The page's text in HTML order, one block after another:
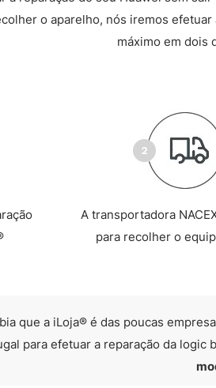
o aparelho, nós iremos
máximo em dois
A transportadora
para recolher o
que a iLoja® é das poucas
para efetuar a reparação da logic